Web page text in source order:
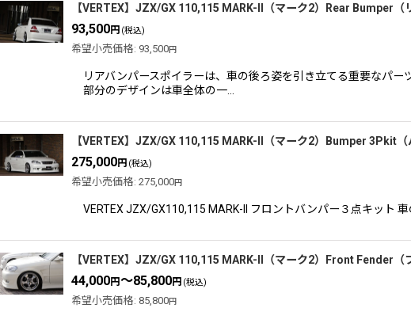
【VERTEX】JZX/GX 110,115 MARK-II（マーク2）Rear Bumper（
93,500円 (税込)
希望小売価格: 93,500円
リアバンパースポイラーは、車の後ろ姿を引き立てる重要なパ
部分のデザインは車全体の一…
【VERTEX】JZX/GX 110,115 MARK-II（マーク2）Bumper 3Pkit（
275,000円 (税込)
希望小売価格: 275,000円
VERTEX JZX/GX110,115 MARK-II フロントバンパー３点キット
【VERTEX】JZX/GX 110,115 MARK-II（マーク2）Front Fender（
44,000円～85,800円 (税込)
希望小売価格: 85,800円